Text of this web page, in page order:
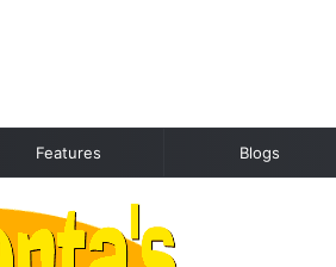
Features Blogs